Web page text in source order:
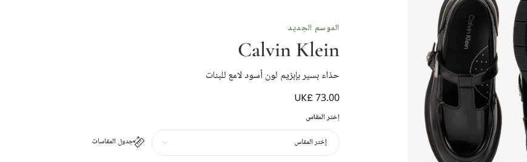
الموسم الجديد
Calvin Klein
حذاء بسير بإبزيم لون أسود لامع للبنات
UK£ 73.00
إختر المقاس
جدول المقاسات إختر المقاس